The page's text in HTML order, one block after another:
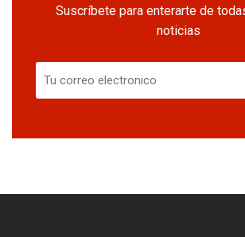
Suscríbete para enterarte de
noticias